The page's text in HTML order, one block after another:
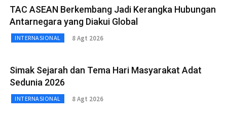
TAC ASEAN Berkembang Jadi Kerangka Hubungan
Antarnegara yang Diakui Global
INTERNASIONAL 8 Agt 2026
Simak Sejarah dan Tema Hari Masyarakat Adat
Sedunia 2026
INTERNASIONAL 8 Agt 2026